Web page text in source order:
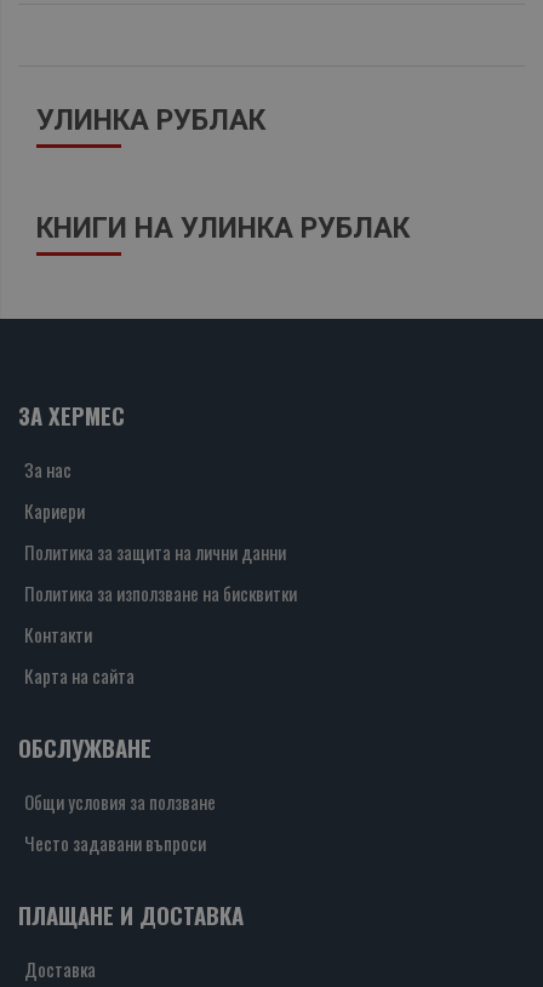
УЛИНКА РУБЛАК
КНИГИ НА УЛИНКА РУБЛАК
ЗА ХЕРМЕС
За нас
Кариери
Политика за защита на лични данни
Политика за използване на бисквитки
Контакти
Карта на сайта
ОБСЛУЖВАНЕ
Общи условия за ползване
Често задавани въпроси
ПЛАЩАНЕ И ДОСТАВКА
Доставка